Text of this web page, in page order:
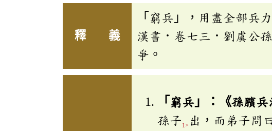
釋 義
「窮兵」，用盡全部兵
漢書．卷七三．劉虞公
爭。
「窮兵」：《孫臏兵
孫子 1> 出，而弟子問